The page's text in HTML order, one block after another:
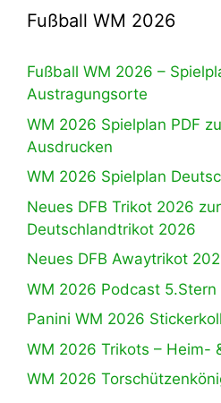
Fußball WM 2026
Fußball WM 2026 –
Austragungsorte
WM 2026 Spielplan PDF
Ausdrucken
WM 2026 Spielplan
Neues DFB Trikot 2026
Deutschlandtrikot 2026
Neues DFB Awaytrikot
WM 2026 Podcast 5.Stern
Panini WM 2026
WM 2026 Trikots – Heim-
WM 2026